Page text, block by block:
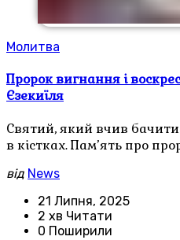
Молитва
Пророк вигнання і
Єзекиїля
Святий, який вчив
в кістках. Пам’ять про
від News
21 Липня, 2025
2 хв Читати
0 Поширили